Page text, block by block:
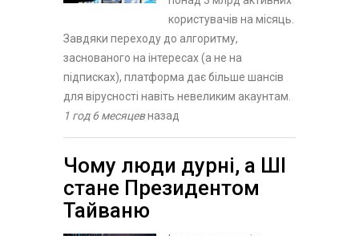
користувачів на місяць.
Завдяки переходу до алгоритму,
заснованого на інтересах (а не на
підписках), платформа дає більше шансів
для вірусності навіть невеликим акаунтам.
1 год 6 месяцевназад
Чому люди дурні, а ШІ
стане Президентом
Тайваню